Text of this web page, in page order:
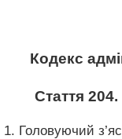
Кодекс
Стаття
1. Головуючий